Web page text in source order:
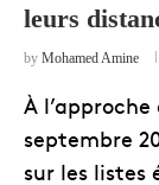
leurs
by Mohamed Amine
À
septembre
sur les